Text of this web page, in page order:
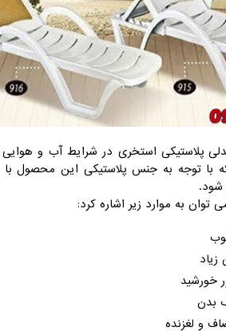
پلاستیکی استخری در شرایط آب و
توجه به جنس پلاستیکی این محصول با
شود.
توان به موارد زیر اشاره کرد:
زیاد
خورشید
بدن
و لغزنده